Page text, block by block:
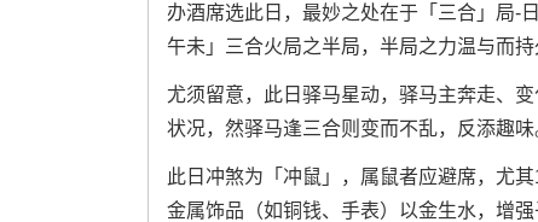
办酒席选此日，最妙之处在于「三合」局-
午未」三合火局之半局，半局之力温与而
尤须留意，此日驿马星动，驿马主奔走、
状况，然驿马逢三合则变而不乱，反添趣味
此日冲煞为「冲鼠」，属鼠者应避席，尤
金属饰品（如铜钱、手表）以金生水，增强